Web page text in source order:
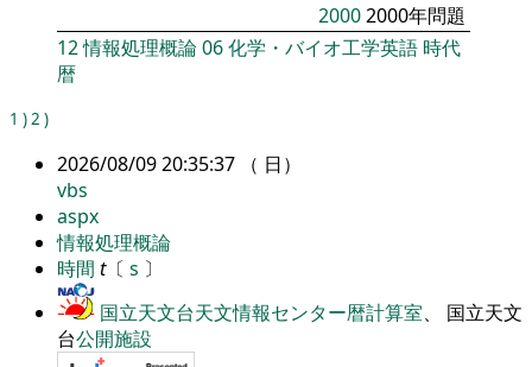
20002000年問題
12情報処理概論06化学・バイオ工学英語 時代
暦
1 ) 2 )
2026/08/09 20:35:37 （ 日）
vbs
aspx
情報処理概論
時間 t〔 s 〕
国立天文台天文情報センター暦計算室、 国立天文
台公開施設